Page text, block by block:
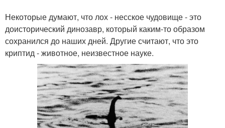
Некоторые думают, что лох - несское чудовище - это
доисторический динозавр, который каким-то образом
сохранился до наших дней. Другие считают, что это
криптид - животное, неизвестное науке.